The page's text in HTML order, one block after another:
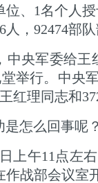
位、1名个人
，92474部
中央军委给王
举行。中央
红理同志和
怎么回事呢
上午11点左
作战部会议室